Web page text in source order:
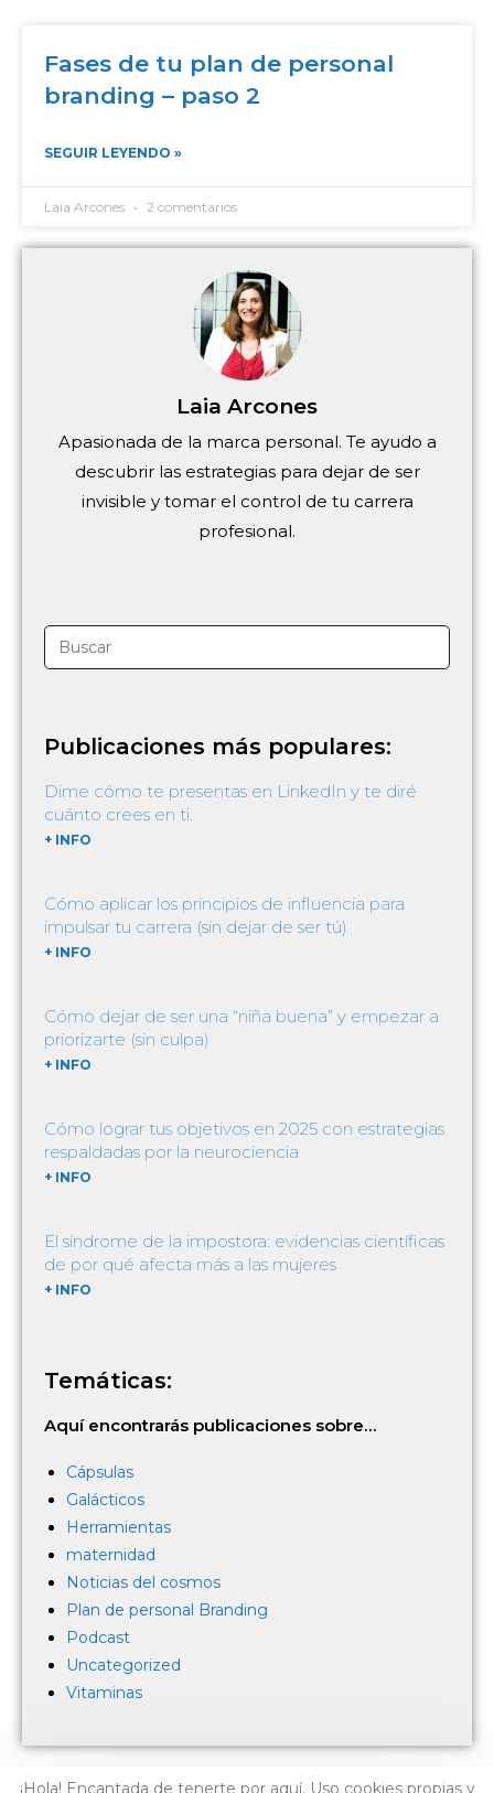
Fases de tu plan de personal
branding – paso 2
SEGUIR LEYENDO »
Laia Arcones 2 comentarios
Laia Arcones
Apasionada de la marca personal. Te ayudo a
descubrir las estrategias para dejar de ser
invisible y tomar el control de tu carrera
profesional.
Publicaciones más populares:
Dime cómo te presentas en LinkedIn y te diré
cuánto crees en ti.
+ INFO
Cómo aplicar los principios de influencia para
impulsar tu carrera (sin dejar de ser tú)
+ INFO
Cómo dejar de ser una “niña buena” y empezar a
priorizarte (sin culpa)
+ INFO
Cómo lograr tus objetivos en 2025 con estrategias
respaldadas por la neurociencia
+ INFO
El síndrome de la impostora: evidencias científicas
de por qué afecta más a las mujeres
+ INFO
Temáticas:
Aquí encontrarás publicaciones sobre…
Cápsulas
Galácticos
Herramientas
maternidad
Noticias del cosmos
Plan de personal Branding
Podcast
Uncategorized
Vitaminas
¡Hola! Encantada de tenerte por aquí. Uso cookies propias y